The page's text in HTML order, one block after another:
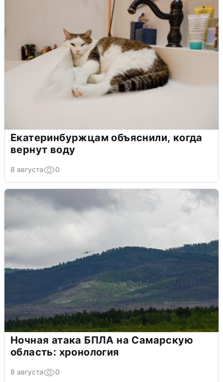
Екатеринбуржцам объяснили, когда
вернут воду
8 августа 0
Ночная атака БПЛА на Самарскую
область: хронология
8 августа 0